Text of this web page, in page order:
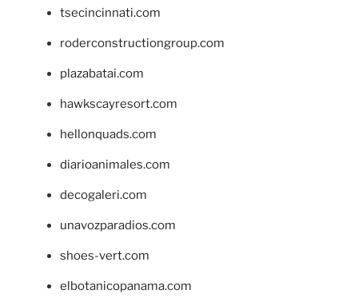
tsecincinnati.com
roderconstructiongroup.com
plazabatai.com
hawkscayresort.com
hellonquads.com
diarioanimales.com
decogaleri.com
unavozparadios.com
shoes-vert.com
elbotanicopanama.com